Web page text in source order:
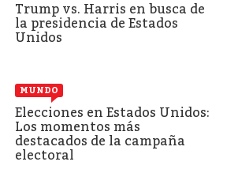
Trump vs. Harris en busca de
la presidencia de Estados
Unidos
MUNDO
Elecciones en Estados Unidos:
Los momentos más
destacados de la campaña
electoral